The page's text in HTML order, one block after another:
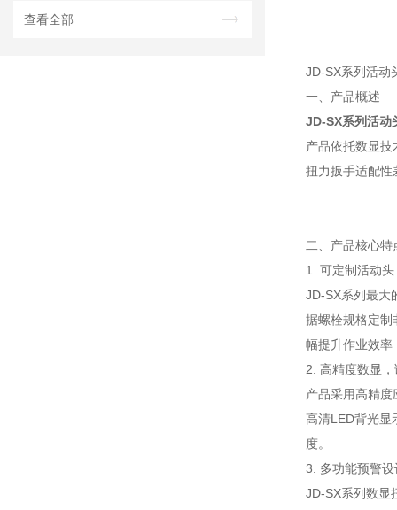
查看全部
JD-SX系列活动
一、产品概述
JD-SX系列活动
产品依托数显
扭力扳手适配性
二、产品核心特
1. 可定制活动
JD-SX系列最大
据螺栓规格定制
幅提升作业效率
2. 高精度数显
产品采用高精
高清LED背光显
度。
3. 多功能预警
JD-SX系列数显